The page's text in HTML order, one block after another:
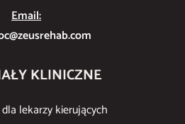
Email:
KLINICZNE
lekarzy kierujących